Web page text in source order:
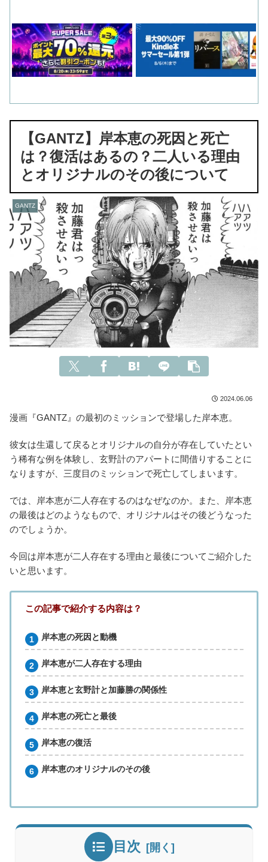
【GANTZ】岸本恵の死因と死亡
は？復活はあるの？二人いる理由
とオリジナルのその後について
GANTZ
2024.06.06
漫画『GANTZ』の最初のミッションで登場した岸本恵。
彼女は生還して戻るとオリジナルの自分が存在していたとい
う稀有な例を体験し、玄野計のアパートに間借りすることに
なりますが、三度目のミッションで死亡してしまいます。
では、岸本恵が二人存在するのはなぜなのか。また、岸本恵
の最後はどのようなもので、オリジナルはその後どうなった
のでしょうか。
今回は岸本恵が二人存在する理由と最後についてご紹介した
いと思います。
この記事で紹介する内容は？
岸本恵の死因と動機
岸本恵が二人存在する理由
岸本恵と玄野計と加藤勝の関係性
岸本恵の死亡と最後
岸本恵の復活
岸本恵のオリジナルのその後
目次